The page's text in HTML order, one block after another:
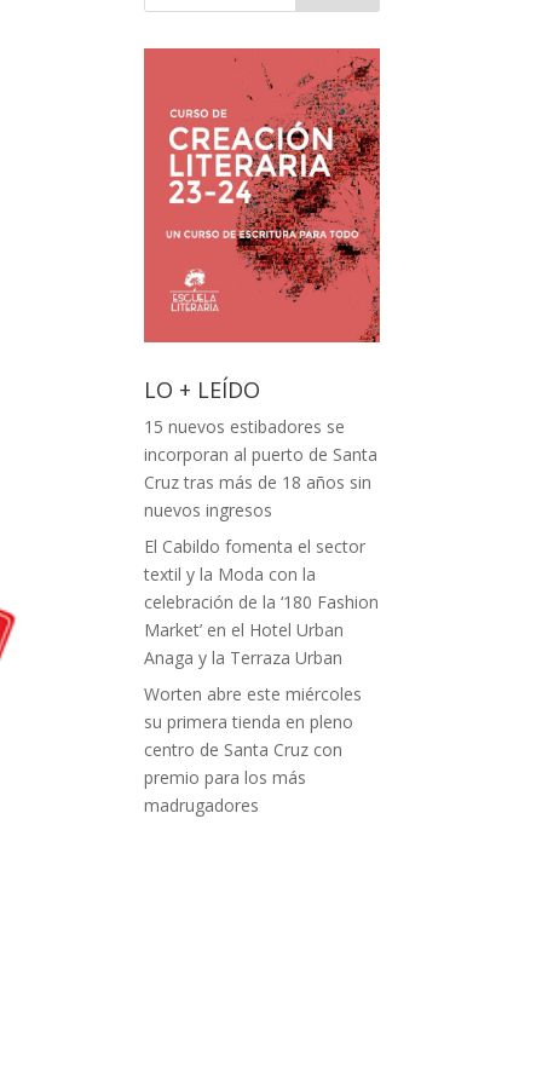
LO + LEÍDO
15 nuevos estibadores se
incorporan al puerto de Santa
Cruz tras más de 18 años sin
nuevos ingresos
El Cabildo fomenta el sector
textil y la Moda con la
celebración de la ‘180 Fashion
Market’ en el Hotel Urban
Anaga y la Terraza Urban
Worten abre este miércoles
su primera tienda en pleno
centro de Santa Cruz con
premio para los más
madrugadores